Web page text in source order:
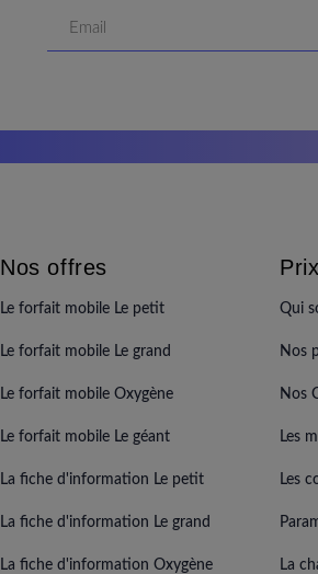
Nos offres
Le forfait mobile Le petit
Le forfait mobile Le grand
Le forfait mobile Oxygène
Le forfait mobile Le géant
La fiche d'information Le petit
La fiche d'information Le grand
La fiche d'information Oxygène
Qui
Nos
Nos
Les
Les
La